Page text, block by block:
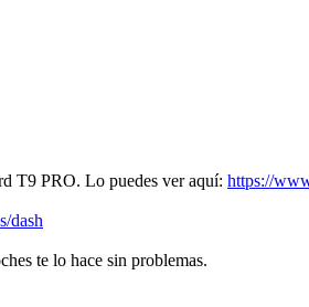
T9 PRO. Lo puedes ver aquí: https://
dash
te lo hace sin problemas.